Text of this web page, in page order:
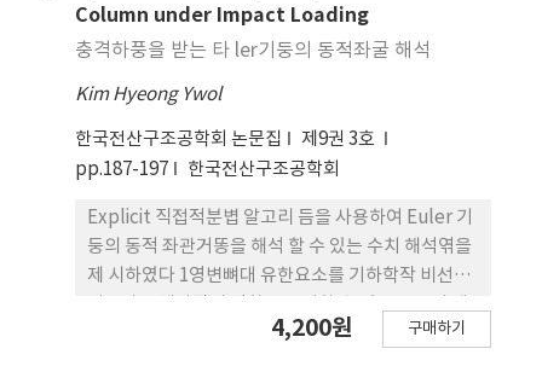
구한 펀요도 없어진다 이 NLP 든 multiple-loading
condition 하에서 테 스트 되었으며， 이플 풍 해 이
입증되었다-
Column under Impact Loading
충격하풍을 받는 타 ler기둥의 동적좌굴 해석
Kim Hyeong Ywol
한국전산구조공학회 논문집
제9권 3호
pp.187-197
한국전산구조공학회
Explicit 직접적분볍 알고리 듬을 사용하여 Euler 기
둥의 동적 좌관거똥을 해석 할 수 있는 수치 해석엮을
제 시하였다 1영변뼈대 유한요소를 기하학작 비선형
변위 이 론으로부터 유도하였고， central
4,200원 구매하기